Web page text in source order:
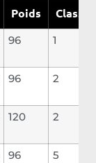
Poids
96 1
96 2
120 2
96 5